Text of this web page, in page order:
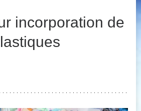
incorporation de